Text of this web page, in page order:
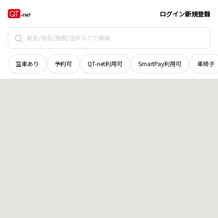
ログイン新規登録
空車あり 予約可 QT-net利用可 SmartPay利用可 車椅子
新潟県